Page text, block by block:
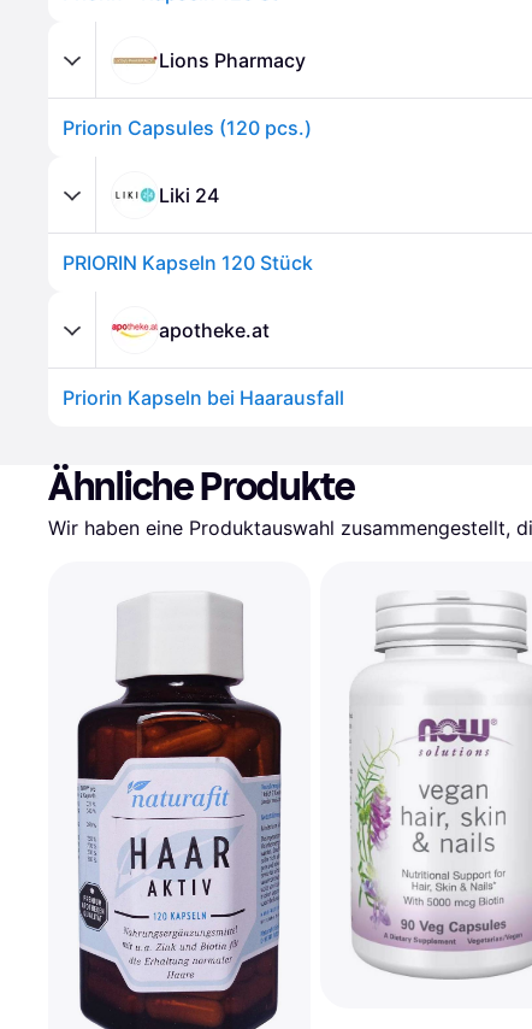
Lions Pharmacy
Priorin Capsules (120 pcs.)
Liki 24
PRIORIN Kapseln 120 Stück
apotheke.at
Priorin Kapseln bei Haarausfall
Ähnliche Produkte
Wir haben eine Produktauswahl zusammengestellt,